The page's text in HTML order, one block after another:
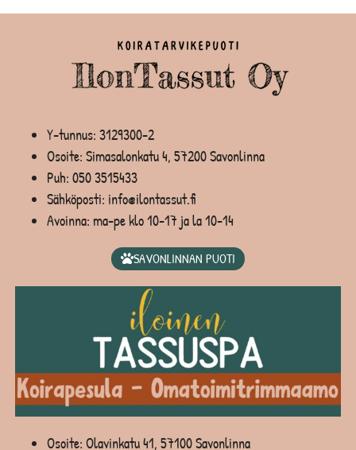
Y-tunnus: 3129300-2
Osoite: Simasalonkatu 4, 57200 Savonlinna
Puh: 050 3515433
Sähköposti: info@ilontassut.fi
Avoinna: ma-pe klo 10-17 ja la 10-14
SAVONLINNAN PUOTI
Osoite: Olavinkatu 41, 57100 Savonlinna